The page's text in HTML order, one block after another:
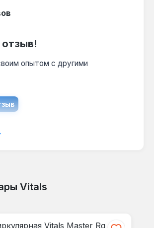
опытом с другими
отзывы только на текущем
Vitals